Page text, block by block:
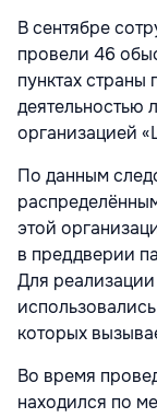
В сентябре
провели 46
пунктах страны
деятельностью
организацией
По данным
этой
в преддверии
Для
которых
Во время
находился по